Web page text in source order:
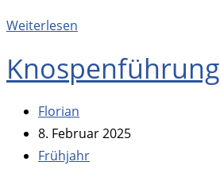
Weiterlesen
Knospenführung
Beitrags-
Autor:
Florian
Beitrag
veröffentlicht:
8. Februar 2025
Beitrags-
Frühjahr